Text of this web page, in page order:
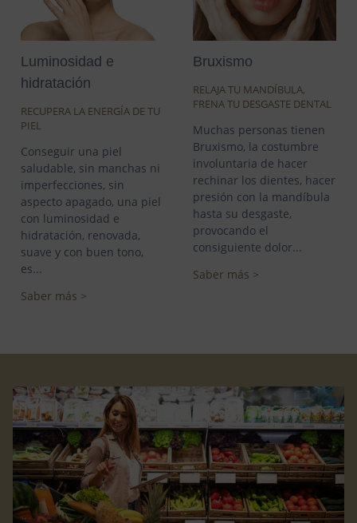
Luminosidad e
hidratación
RECUPERA LA ENERGÍA DE TU
PIEL
Conseguir una piel
saludable, sin manchas ni
imperfecciones, sin
aspecto apagado, una piel
con luminosidad e
hidratación, renovada,
suave y con buen tono,
es...
Saber más >
Bruxismo
RELAJA TU MANDÍBULA,
FRENA TU DESGASTE DENTAL
Muchas personas tienen
Bruxismo, la costumbre
involuntaria de hacer
rechinar los dientes, hacer
presión con la mandíbula
hasta su desgaste,
provocando el
consiguiente dolor...
Saber más >